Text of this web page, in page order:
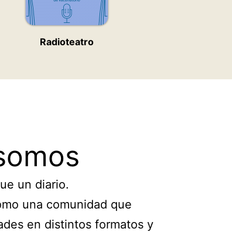
Radioteatro
un diario.
una comunidad que
en distintos formatos y